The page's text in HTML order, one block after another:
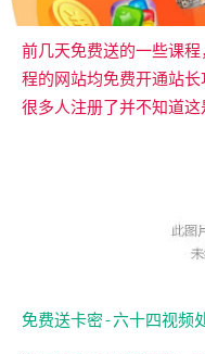
前几天免费送的一些课
程的网站均免费开通站
很多人注册了并不知道这
免费送卡密-六十四视频